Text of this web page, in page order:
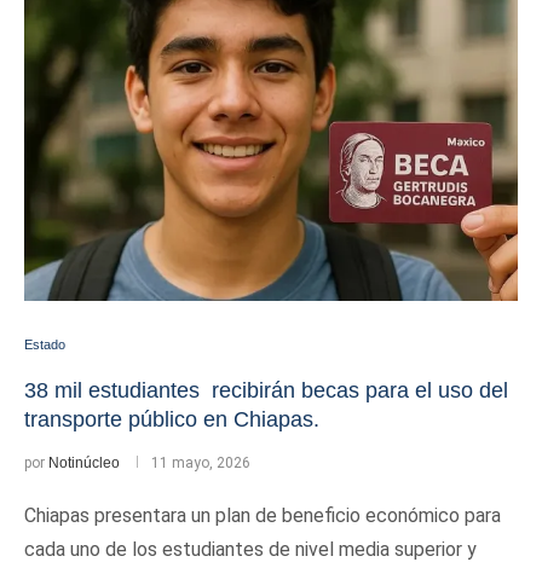
Estado
38 mil estudiantes recibirán becas para el uso del
transporte público en Chiapas.
por Notinúcleo 11 mayo, 2026
Chiapas presentara un plan de beneficio económico para
cada uno de los estudiantes de nivel media superior y